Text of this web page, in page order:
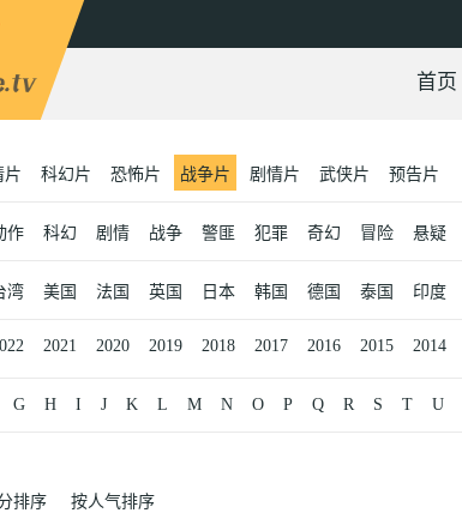
首页
片 科幻片 恐怖片 战争片 剧情片 武侠片 预告片
作 科幻 剧情 战争 警匪 犯罪 奇幻 冒险 悬疑
湾 美国 法国 英国 日本 韩国 德国 泰国 印度
2021 2020 2019 2018 2017 2016 2015 2014
G H I J K L M N O P Q R S T U
排序 按人气排序